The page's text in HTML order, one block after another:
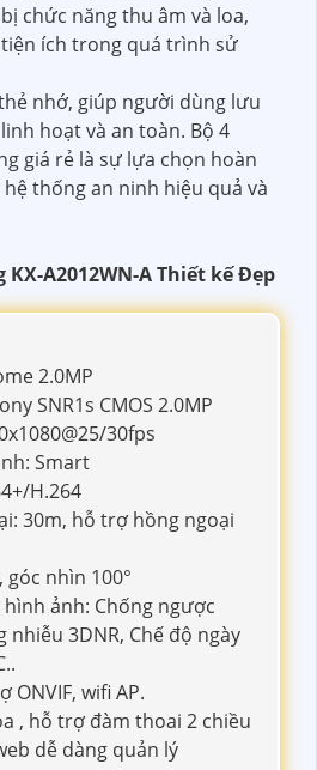
chức năng thu âm và loa,
ích trong quá trình sử
nhớ, giúp người dùng lưu
hoạt và an toàn. Bộ 4
giá rẻ là sự lựa chọn hoàn
thống an ninh hiệu quả và
KX-A2012WN-A Thiết kế Đẹp
2.0MP
SNR1s CMOS 2.0MP
30fps
Smart
H.264
30m, hỗ trợ hồng ngoại
góc nhìn 100°
ảnh: Chống ngược
nhiễu 3DNR, Chế độ ngày
ONVIF, wifi AP.
, hỗ trợ đàm thoai 2 chiều
dễ dàng quản lý